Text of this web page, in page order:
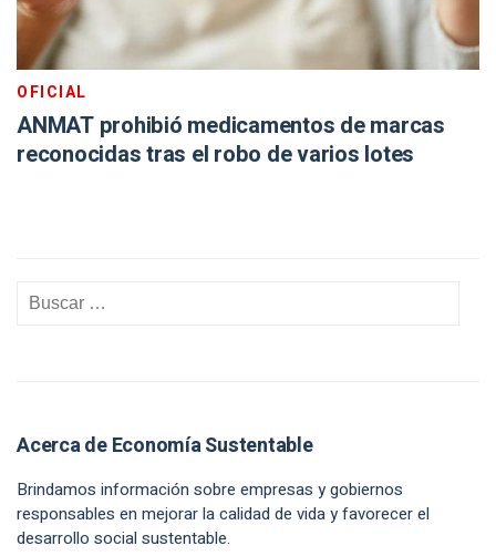
OFICIAL
ANMAT prohibió medicamentos de marcas
reconocidas tras el robo de varios lotes
Acerca de Economía Sustentable
Brindamos información sobre empresas y gobiernos
responsables en mejorar la calidad de vida y favorecer el
desarrollo social sustentable.